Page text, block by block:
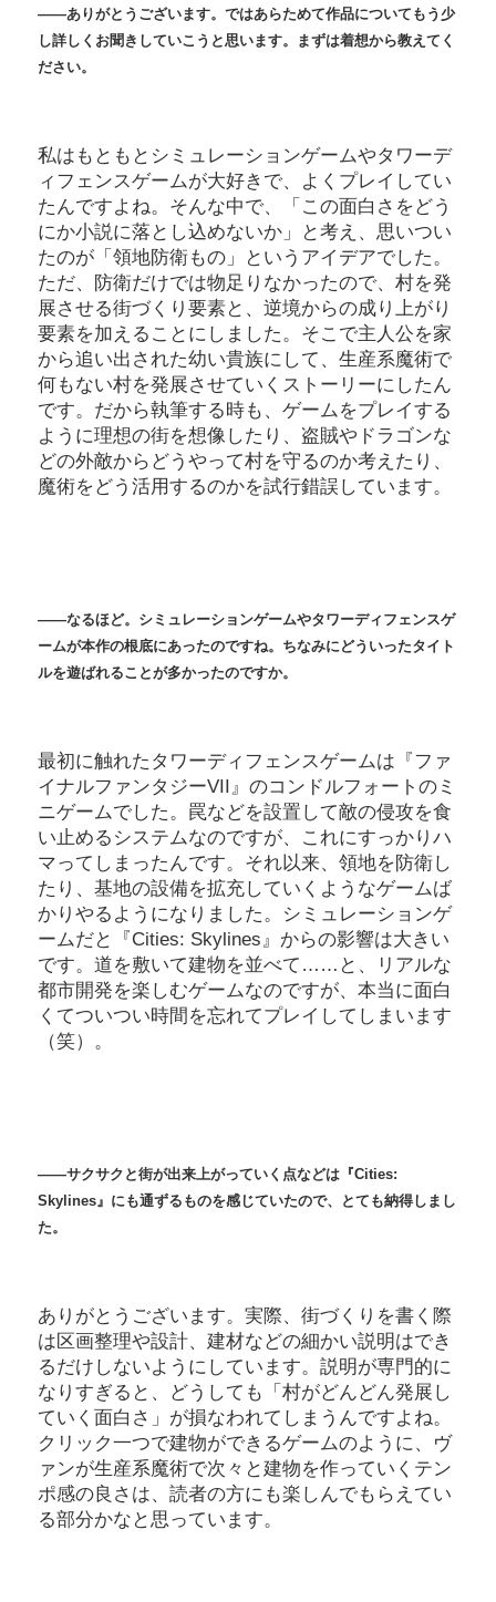
――ありがとうございます。ではあらためて作品についてもう少
し詳しくお聞きしていこうと思います。まずは着想から教えてく
ださい。
私はもともとシミュレーションゲームやタワーデ
ィフェンスゲームが大好きで、よくプレイしてい
たんですよね。そんな中で、「この面白さをどう
にか小説に落とし込めないか」と考え、思いつい
たのが「領地防衛もの」というアイデアでした。
ただ、防衛だけでは物足りなかったので、村を発
展させる街づくり要素と、逆境からの成り上がり
要素を加えることにしました。そこで主人公を家
から追い出された幼い貴族にして、生産系魔術で
何もない村を発展させていくストーリーにしたん
です。だから執筆する時も、ゲームをプレイする
ように理想の街を想像したり、盗賊やドラゴンな
どの外敵からどうやって村を守るのか考えたり、
魔術をどう活用するのかを試行錯誤しています。
――なるほど。シミュレーションゲームやタワーディフェンスゲ
ームが本作の根底にあったのですね。ちなみにどういったタイト
ルを遊ばれることが多かったのですか。
最初に触れたタワーディフェンスゲームは『ファ
イナルファンタジーVII』のコンドルフォートのミ
ニゲームでした。罠などを設置して敵の侵攻を食
い止めるシステムなのですが、これにすっかりハ
マってしまったんです。それ以来、領地を防衛し
たり、基地の設備を拡充していくようなゲームば
かりやるようになりました。シミュレーションゲ
ームだと『Cities: Skylines』からの影響は大きい
です。道を敷いて建物を並べて……と、リアルな
都市開発を楽しむゲームなのですが、本当に面白
くてついつい時間を忘れてプレイしてしまいます
（笑）。
――サクサクと街が出来上がっていく点などは『Cities:
Skylines』にも通ずるものを感じていたので、とても納得しまし
た。
ありがとうございます。実際、街づくりを書く際
は区画整理や設計、建材などの細かい説明はでき
るだけしないようにしています。説明が専門的に
なりすぎると、どうしても「村がどんどん発展し
ていく面白さ」が損なわれてしまうんですよね。
クリック一つで建物ができるゲームのように、ヴ
ァンが生産系魔術で次々と建物を作っていくテン
ポ感の良さは、読者の方にも楽しんでもらえてい
る部分かなと思っています。